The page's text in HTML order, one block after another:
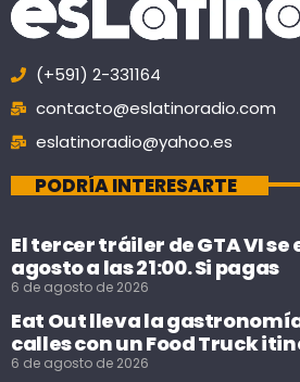
(+591) 2-331164
contacto@eslatinoradio.com
eslatinoradio@yahoo.es
PODRÍA INTERESARTE
El tercer tráiler de GTA VI
agosto a las 21:00. Si pagas
6 de agosto de 2026
Eat Out lleva la
calles con un Food Truck
6 de agosto de 2026